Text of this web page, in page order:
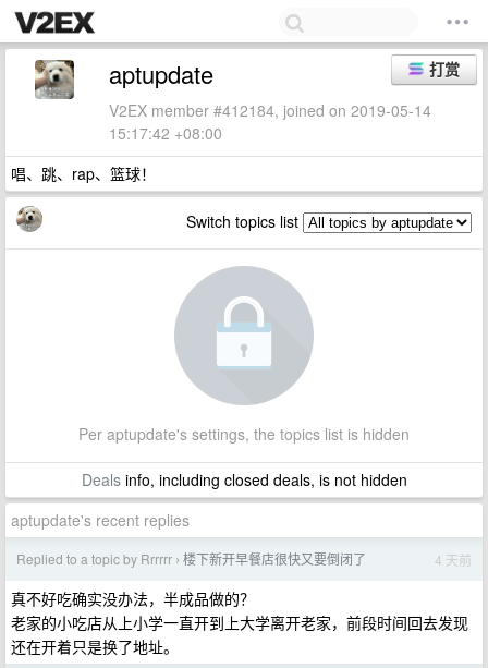
打赏
aptupdate
V2EX member #412184, joined on 2019-05-14
15:17:42 +08:00
唱、跳、rap、篮球！
Switch topics list
Per aptupdate's settings, the topics list is hidden
Dealsinfo, including closed deals, is not hidden
aptupdate's recent replies
Replied to a topic by Rrrrrr › 楼下新开早餐店很快又要倒闭了 4 天前
真不好吃确实没办法，半成品做的？
老家的小吃店从上小学一直开到上大学离开老家，前段时间回去发现
还在开着只是换了地址。